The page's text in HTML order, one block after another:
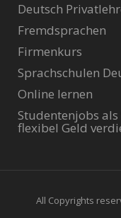
Deutsch
Fremdsprachen
Firmenkurs
Sprachschulen
Online lernen
Studentenjobs
flexibel Geld
All Copyrights